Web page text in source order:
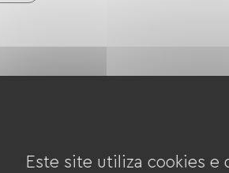
Este site utiliza cookies e